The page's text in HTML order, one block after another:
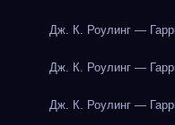
Дж. К. Роулинг —
Дж. К. Роулинг —
Дж. К. Роулинг —